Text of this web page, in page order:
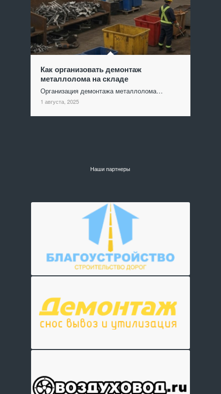
Как организовать демонтаж
металлолома на складе
Организация демонтажа металлолома…
1 августа, 2025
Наши партнеры